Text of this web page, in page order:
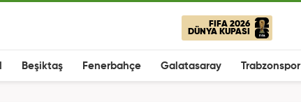
FIFA 2026
DÜNYA KUPASI
Beşiktaş Fenerbahçe Galatasaray Trabzonspor